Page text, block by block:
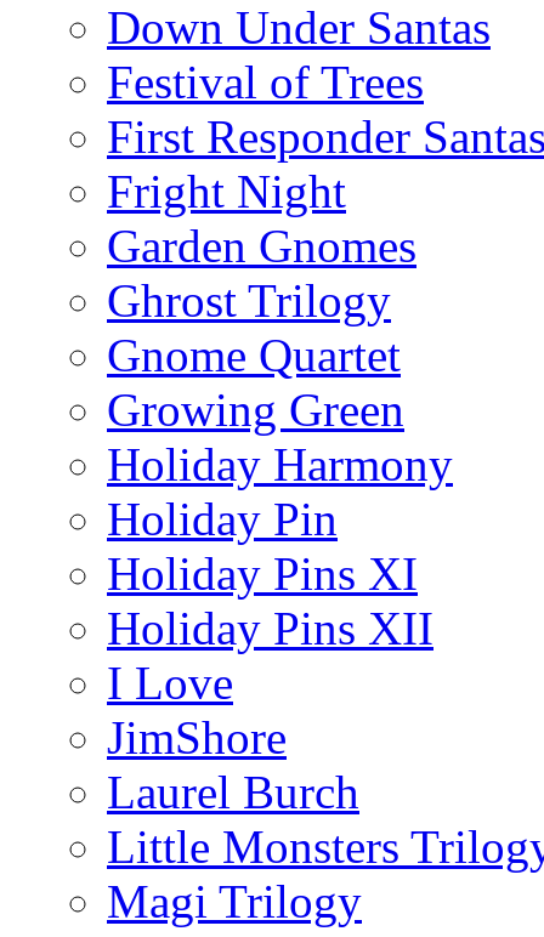
Down Under Santas
Festival of Trees
First Responder
Fright Night
Garden Gnomes
Ghrost Trilogy
Gnome Quartet
Growing Green
Holiday Harmony
Holiday Pin
Holiday Pins XI
Holiday Pins XII
I Love
JimShore
Laurel Burch
Little Monsters
Magi Trilogy